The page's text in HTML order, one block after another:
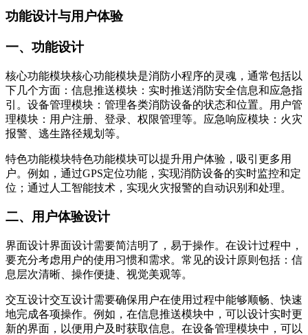
功能设计与用户体验
一、功能设计
核心功能模块核心功能模块是消防小程序的灵魂，通常包括以
下几个方面：信息推送模块：实时推送消防安全信息和应急指
引。设备管理模块：管理各类消防设备的状态和位置。用户管
理模块：用户注册、登录、权限管理等。应急响应模块：火灾
报警、逃生路径规划等。
特色功能模块特色功能模块可以提升用户体验，吸引更多用
户。例如，通过GPS定位功能，实现消防设备的实时监控和定
位；通过人工智能技术，实现火灾报警的自动识别和处理。
二、用户体验设计
界面设计界面设计需要简洁明了，易于操作。在设计过程中，
要充分考虑用户的使用习惯和需求。常见的设计原则包括：信
息层次清晰、操作便捷、视觉美观等。
交互设计交互设计需要确保用户在使用过程中能够顺畅、快速
地完成各项操作。例如，在信息推送模块中，可以设计实时更
新的界面，以便用户及时获取信息。在设备管理模块中，可以